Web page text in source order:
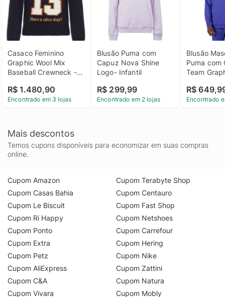
Casaco Feminino
Graphic Wool Mix
Baseball Crewneck -
R$ 1.480,90
Encontrado em 3 lojas
Blusão Puma com
Capuz Nova Shine
Logo- Infantil
R$ 299,99
Encontrado em 2 lojas
Blusão
Puma com
Team
R$
Encontrado
Mais descontos
Temos cupons disponíveis para economizar em suas compras
online.
Cupom Amazon
Cupom Casas Bahia
Cupom Le Biscuit
Cupom Ri Happy
Cupom Ponto
Cupom Extra
Cupom Petz
Cupom AliExpress
Cupom C&A
Cupom Vivara
Cupom Terabyte Shop
Cupom Centauro
Cupom Fast Shop
Cupom Netshoes
Cupom Carrefour
Cupom Hering
Cupom Nike
Cupom Zattini
Cupom Natura
Cupom Mobly